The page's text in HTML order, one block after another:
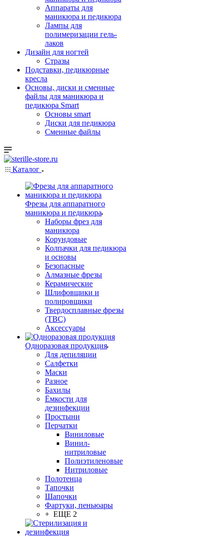
Аппараты для
маникюра и педикюра
Лампы для
полимеризации гель-
лаков
Дизайн для ногтей
Стразы
Подставки, педикюрные
кресла
Основы, диски и сменные
файлы для маникюра и
педикюра Smart
Основы smart
Диски для педикюра
Сменные файлы
Каталог
Фрезы для аппаратного
маникюра и педикюра
Наборы фрез для
маникюра
Корундовые
Колпачки для педикюра
и основы
Безопасные
Алмазные фрезы
Керамические
Шлифовщики и
полировщики
Твердосплавные фрезы
(ТВС)
Аксессуары
Одноразовая продукция
Для депиляции
Салфетки
Маски
Разное
Бахилы
Ёмкости для
дезинфекции
Простыни
Перчатки
Виниловые
Винил-
нитриловые
Полиэтиленовые
Нитриловые
Полотенца
Тапочки
Шапочки
Фартуки, пеньюары
+ ЕЩЕ 2